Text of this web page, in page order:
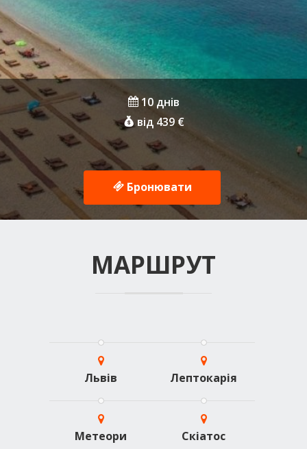
10 днів
від 439 €
Бронювати
МАРШРУТ
Львів Лептокарія
Метеори Скіатос